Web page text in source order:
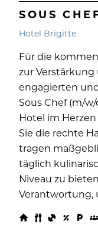
SOUS
Hotel Brigitte
Für die
zur
engagierten
Sous Chef (m/
Hotel im Herzen
Sie die rechte
tragen
täglich
Niveau zu
Verantwortung,